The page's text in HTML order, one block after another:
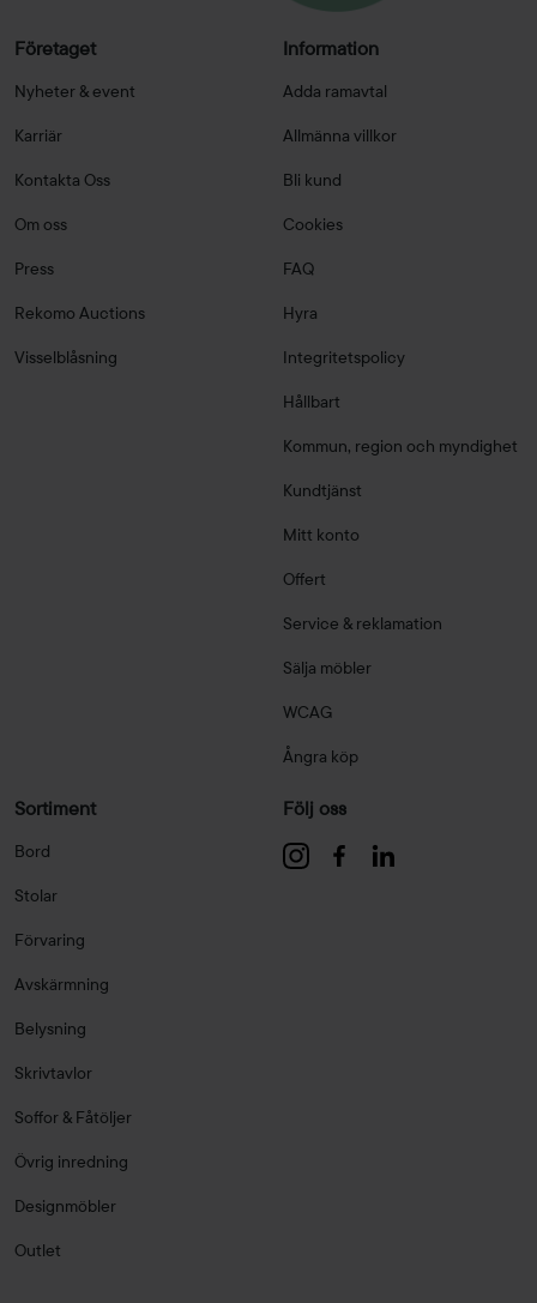
Företaget
Nyheter & event
Karriär
Kontakta Oss
Om oss
Press
Rekomo Auctions
Visselblåsning
Information
Adda ramavtal
Allmänna villkor
Bli kund
Cookies
FAQ
Hyra
Integritetspolicy
Hållbart
Kommun, region och myndighet
Kundtjänst
Mitt konto
Offert
Service & reklamation
Sälja möbler
WCAG
Ångra köp
Sortiment
Bord
Stolar
Förvaring
Avskärmning
Belysning
Skrivtavlor
Soffor & Fåtöljer
Övrig inredning
Designmöbler
Outlet
Följ oss